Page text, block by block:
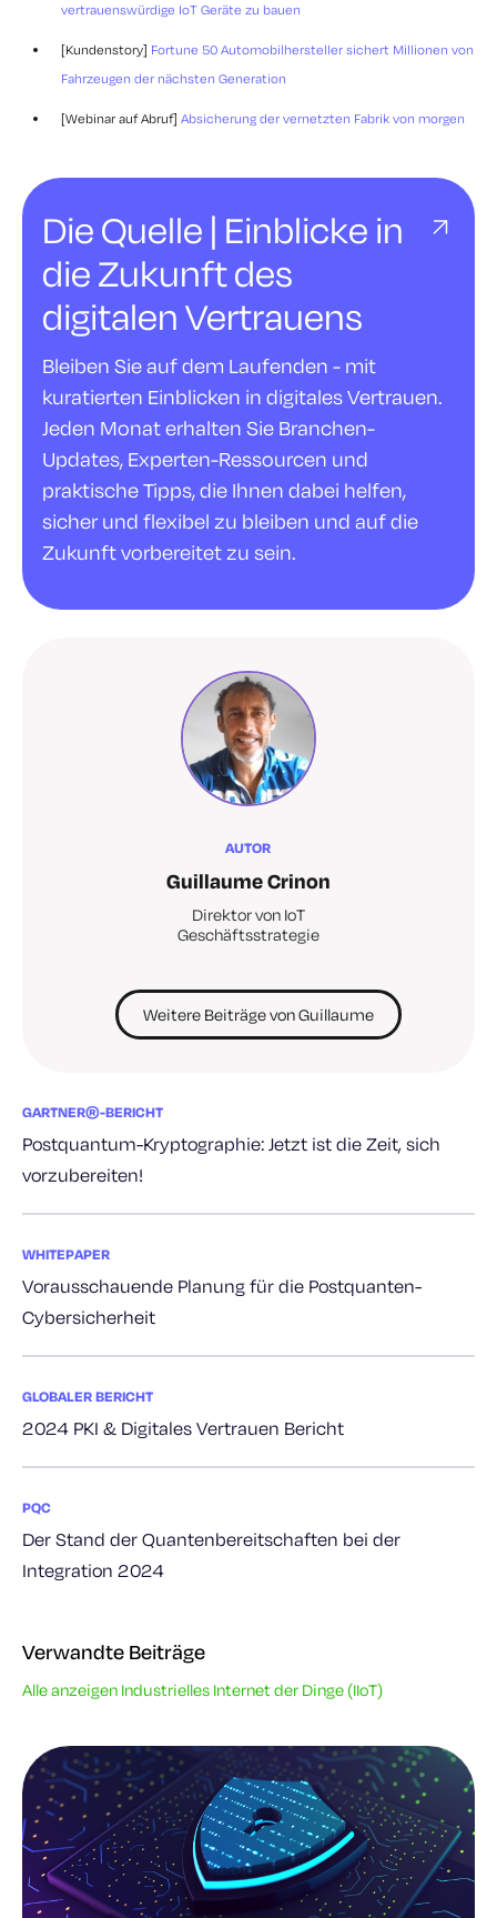
vertrauenswürdige IoT Geräte zu bauen
[Kundenstory] Fortune 50 Automobilhersteller sichert Millionen von
Fahrzeugen der nächsten Generation
[Webinar auf Abruf] Absicherung der vernetzten Fabrik von morgen
Die Quelle | Einblicke in
die Zukunft des
digitalen Vertrauens
Bleiben Sie auf dem Laufenden - mit
kuratierten Einblicken in digitales Vertrauen.
Jeden Monat erhalten Sie Branchen-
Updates, Experten-Ressourcen und
praktische Tipps, die Ihnen dabei helfen,
sicher und flexibel zu bleiben und auf die
Zukunft vorbereitet zu sein.
AUTOR
Guillaume Crinon
Direktor von IoT
Geschäftsstrategie
Weitere Beiträge von Guillaume
GARTNER®-BERICHT
Postquantum-Kryptographie: Jetzt ist die Zeit, sich
vorzubereiten!
WHITEPAPER
Vorausschauende Planung für die Postquanten-
Cybersicherheit
GLOBALER BERICHT
2024 PKI & Digitales Vertrauen Bericht
PQC
Der Stand der Quantenbereitschaften bei der
Integration 2024
Verwandte Beiträge
Alle anzeigen Industrielles Internet der Dinge (IIoT)